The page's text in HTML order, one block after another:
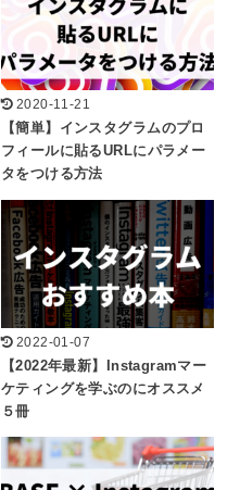
2020-11-21
【簡単】インスタグラムのプロ
フィールに貼るURLにパラメー
タをつける方法
2022-01-07
【2022年最新】Instagramマー
ケティングを学ぶのにオススメ
５冊